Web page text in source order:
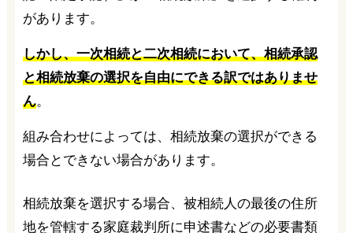
があります。
しかし、一次相続と二次相続において、相続承認
と相続放棄の選択を自由にできる訳ではありませ
ん。
組み合わせによっては、相続放棄の選択ができる
場合とできない場合があります。
相続放棄を選択する場合、被相続人の最後の住所
地を管轄する家庭裁判所に申述書などの必要書類